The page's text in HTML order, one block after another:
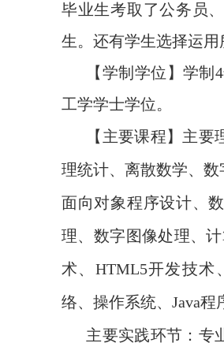
毕业生考取了公务员
生。还有学生选择运
【学制学位】学制 4
工学学士学位。
【主要课程】主要
理统计、离散数学、
面向对象程序设计、
理、数字图像处理、
术、 HTML5开发技术
络、操作系统、 Java程
主要实践环节：专